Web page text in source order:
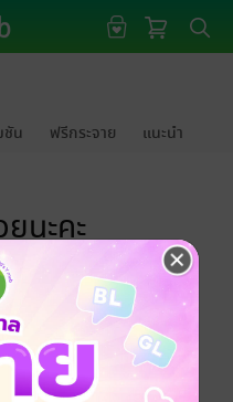
ชัน ฟรีกระจาย แนะนำ
นะคะ
คุณกำลังชมค่ะ